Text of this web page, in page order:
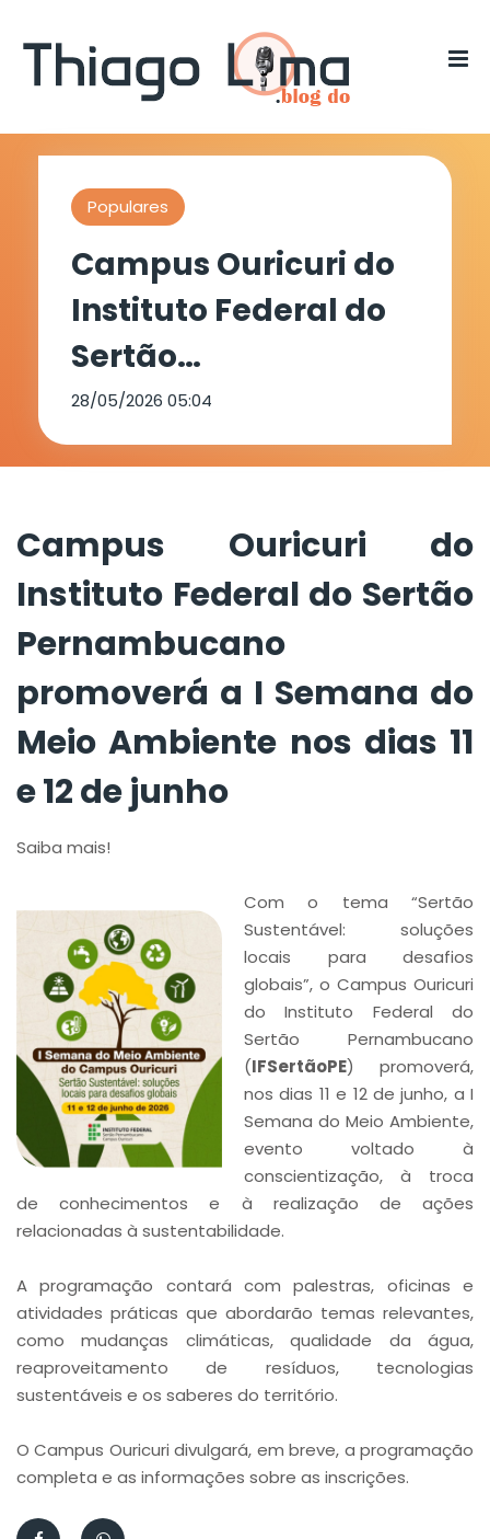
Populares
Campus Ouricuri do
Instituto Federal do
Sertão
Pernambucano
promoverá a I
Ambiente nos dias 11
e 12 de junho
28/05/2026 05:04
Campus Ouricuri do
Instituto Federal do Sertão
Pernambucano
promoverá a I Semana do
Meio Ambiente nos dias 11
e 12 de junho
Saiba mais!
Com o tema “Sertão
Sustentável: soluções
locais para desafios
globais”, o Campus Ouricuri
do Instituto Federal do
Sertão Pernambucano
(IFSertãoPE) promoverá,
nos dias 11 e 12 de junho, a I
Semana do Meio Ambiente,
evento voltado à
conscientização, à troca
de conhecimentos e à realização de ações
relacionadas à sustentabilidade.
A programação contará com palestras, oficinas e
atividades práticas que abordarão temas relevantes,
como mudanças climáticas, qualidade da água,
reaproveitamento de resíduos, tecnologias
sustentáveis e os saberes do território.
O Campus Ouricuri divulgará, em breve, a programação
completa e as informações sobre as inscrições.